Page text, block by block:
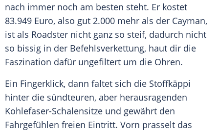
nach immer noch am besten steht. Er kostet
83.949 Euro, also gut 2.000 mehr als der Cayman,
ist als Roadster nicht ganz so steif, dadurch nicht
so bissig in der Befehlsverkettung, haut dir die
Faszination dafür ungefiltert um die Ohren.
Ein Fingerklick, dann faltet sich die Stoffkäppi
hinter die sündteuren, aber herausragenden
Kohlefaser-Schalensitze und gewährt den
Fahrgefühlen freien Eintritt. Vorn prasselt das